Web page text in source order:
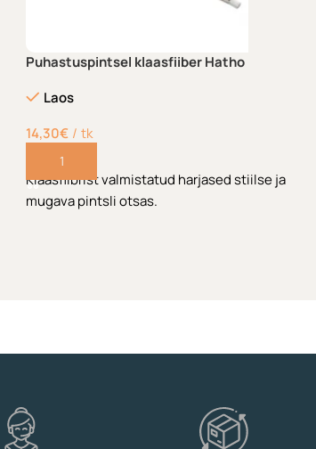
Puhastuspintsel klaasfiiber Hatho
Laos
14,30€ tk
Lisa korvi
Klaasfiibrist valmistatud harjased stiilse ja
mugava pintsli otsas.